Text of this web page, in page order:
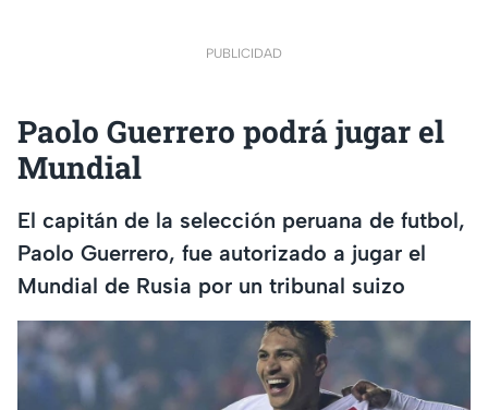
PUBLICIDAD
Paolo Guerrero podrá jugar el
Mundial
El capitán de la selección peruana de futbol,
Paolo Guerrero, fue autorizado a jugar el
Mundial de Rusia por un tribunal suizo